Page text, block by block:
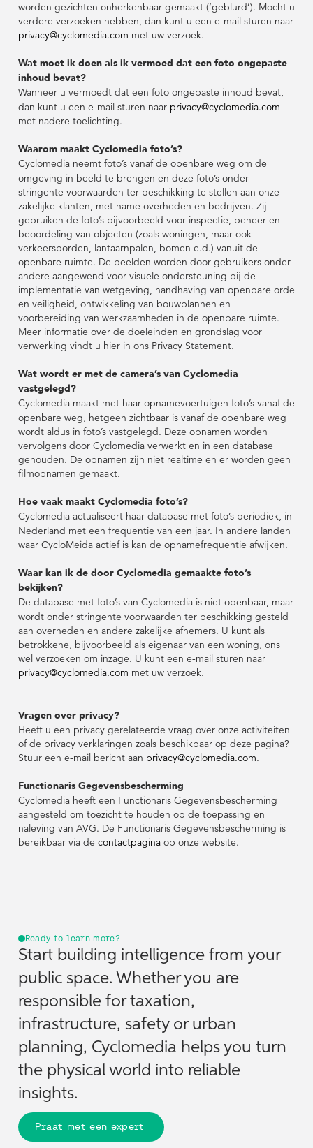
worden gezichten onherkenbaar gemaakt (‘geblurd’). Mocht u
verdere verzoeken hebben, dan kunt u een e-mail sturen naar
privacy@cyclomedia.com met uw verzoek.
Wat moet ik doen als ik vermoed dat een foto ongepaste
inhoud bevat?
Wanneer u vermoedt dat een foto ongepaste inhoud bevat,
dan kunt u een e-mail sturen naar privacy@cyclomedia.com
met nadere toelichting.
Waarom maakt Cyclomedia foto’s?
Cyclomedia neemt foto’s vanaf de openbare weg om de
omgeving in beeld te brengen en deze foto’s onder
stringente voorwaarden ter beschikking te stellen aan onze
zakelijke klanten, met name overheden en bedrijven. Zij
gebruiken de foto’s bijvoorbeeld voor inspectie, beheer en
beoordeling van objecten (zoals woningen, maar ook
verkeersborden, lantaarnpalen, bomen e.d.) vanuit de
openbare ruimte. De beelden worden door gebruikers onder
andere aangewend voor visuele ondersteuning bij de
implementatie van wetgeving, handhaving van openbare orde
en veiligheid, ontwikkeling van bouwplannen en
voorbereiding van werkzaamheden in de openbare ruimte.
Meer informatie over de doeleinden en grondslag voor
verwerking vindt u hier in ons Privacy Statement.
Wat wordt er met de camera’s van Cyclomedia
vastgelegd?
Cyclomedia maakt met haar opnamevoertuigen foto’s vanaf de
openbare weg, hetgeen zichtbaar is vanaf de openbare weg
wordt aldus in foto’s vastgelegd. Deze opnamen worden
vervolgens door Cyclomedia verwerkt en in een database
gehouden. De opnamen zijn niet realtime en er worden geen
filmopnamen gemaakt.
Hoe vaak maakt Cyclomedia foto’s?
Cyclomedia actualiseert haar database met foto’s periodiek, in
Nederland met een frequentie van een jaar. In andere landen
waar CycloMeida actief is kan de opnamefrequentie afwijken.
Waar kan ik de door Cyclomedia gemaakte foto’s
bekijken?
De database met foto’s van Cyclomedia is niet openbaar, maar
wordt onder stringente voorwaarden ter beschikking gesteld
aan overheden en andere zakelijke afnemers. U kunt als
betrokkene, bijvoorbeeld als eigenaar van een woning, ons
wel verzoeken om inzage. U kunt een e-mail sturen naar
privacy@cyclomedia.com met uw verzoek.
Vragen over privacy?
Heeft u een privacy gerelateerde vraag over onze activiteiten
of de privacy verklaringen zoals beschikbaar op deze pagina?
Stuur een e-mail bericht aan privacy@cyclomedia.com.
Functionaris Gegevensbescherming
Cyclomedia heeft een Functionaris Gegevensbescherming
aangesteld om toezicht te houden op de toepassing en
naleving van AVG. De Functionaris Gegevensbescherming is
bereikbaar via de contactpaginaop onze website.
Ready to learn more?
Start building intelligence from your
public space. Whether you are
responsible for taxation,
infrastructure, safety or urban
planning, Cyclomedia helps you turn
the physical world into reliable
insights.
Praat met een expert